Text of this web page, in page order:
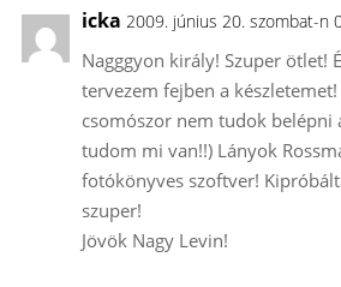
icka 2009. június 20. szombat-n
Nagggyon király! Szuper ötlet!
tervezem fejben a
csomószor nem tudok belépni
tudom mi van!!) Lányok
fotókönyves szoftver!
szuper!
Jövök Nagy Levin!